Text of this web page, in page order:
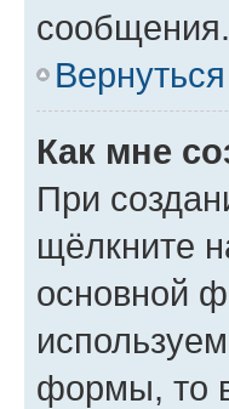
сообщения.
Как мне
При
щёлкните
основной
формы, то